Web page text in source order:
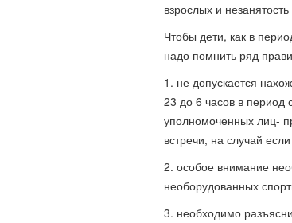
взрослых и
Чтобы дети, как в
надо помнить ряд
1. не допускается
23 до 6 часов в период
уполномоченных лиц-
встречи, на случай
2. особое внимание
необорудованных
3. необходимо